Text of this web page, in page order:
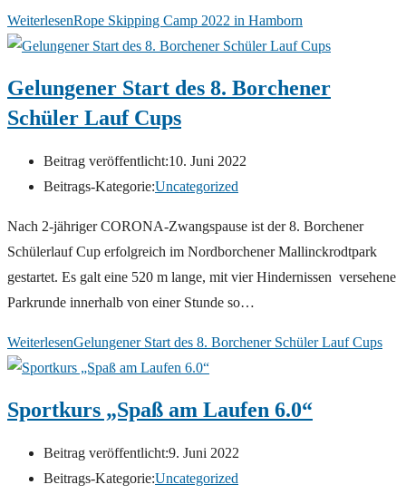
WeiterlesenRope Skipping Camp 2022 in Hamborn
Gelungener Start des 8. Borchener
Schüler Lauf Cups
Beitrag veröffentlicht:10. Juni 2022
Beitrags-Kategorie:Uncategorized
Nach 2-jähriger CORONA-Zwangspause ist der 8. Borchener
Schülerlauf Cup erfolgreich im Nordborchener Mallinckrodtpark
gestartet. Es galt eine 520 m lange, mit vier Hindernissen versehene
Parkrunde innerhalb von einer Stunde so…
WeiterlesenGelungener Start des 8. Borchener Schüler Lauf Cups
Sportkurs „Spaß am Laufen 6.0“
Beitrag veröffentlicht:9. Juni 2022
Beitrags-Kategorie:Uncategorized